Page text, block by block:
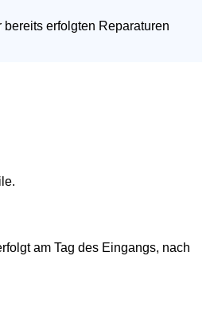
erfolgten Reparaturen
am Tag des Eingangs, nach